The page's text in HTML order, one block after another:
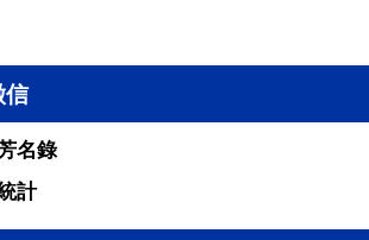
信
名錄
計